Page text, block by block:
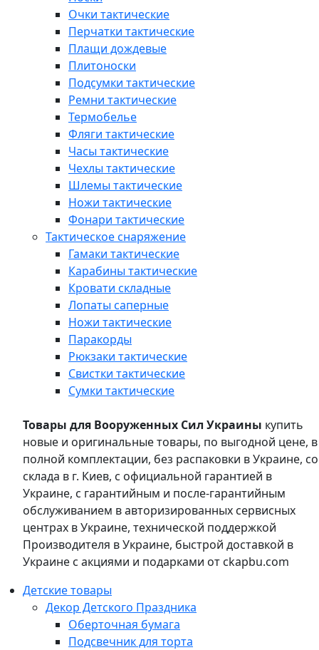
Очки тактические
Перчатки тактические
Плащи дождевые
Плитоноски
Подсумки тактические
Ремни тактические
Термобелье
Фляги тактические
Часы тактические
Чехлы тактические
Шлемы тактические
Ножи тактические
Фонари тактические
Тактическое снаряжение
Гамаки тактические
Карабины тактические
Кровати складные
Лопаты саперные
Ножи тактические
Паракорды
Рюкзаки тактические
Свистки тактические
Сумки тактические
Товары для Вооруженных Сил Украины купить
новые и оригинальные товары, по выгодной цене, в
полной комплектации, без распаковки в Украине, со
склада в г. Киев, с официальной гарантией в
Украине, с гарантийным и после-гарантийным
обслуживанием в авторизированных сервисных
центрах в Украине, технической поддержкой
Производителя в Украине, быстрой доставкой в
Украине с акциями и подарками от ckapbu.com
Детские товары
Декор Детского Праздника
Оберточная бумага
Подсвечник для торта